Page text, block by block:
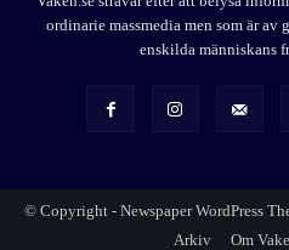
ordinarie massmedia men som är av
enskilda människans
© Copyright - Newspaper WordPress
Arkiv
Om